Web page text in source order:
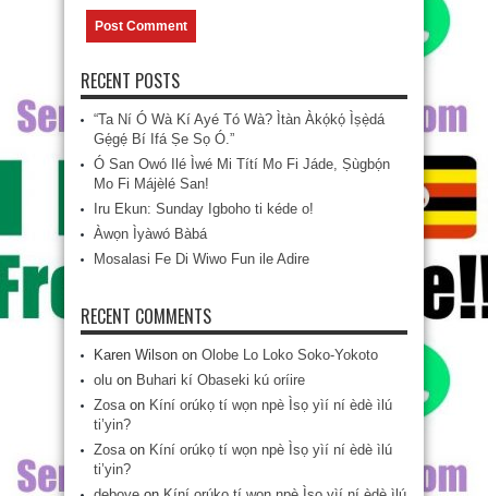
RECENT POSTS
“Ta Ní Ó Wà Kí Ayé Tó Wà? Ìtàn Àkọ́kọ́ Ìṣẹ̀dá
Gẹ́gẹ́ Bí Ifá Ṣe Sọ Ó.”
Ó San Owó Ilé Ìwé Mi Títí Mo Fi Jáde, Ṣùgbọ́n
Mo Fi Májèlé San!
Iru Ekun: Sunday Igboho ti kéde o!
Àwọn Ìyàwó Bàbá
Mosalasi Fe Di Wiwo Fun ile Adire
RECENT COMMENTS
Karen Wilson on Olobe Lo Loko Soko-Yokoto
olu on Buhari kí Obaseki kú oríire
Zosaon Kíní orúkọ tí wọn npè Ìsọ yìí ní èdè ìlú
ti’yin?
Zosaon Kíní orúkọ tí wọn npè Ìsọ yìí ní èdè ìlú
ti’yin?